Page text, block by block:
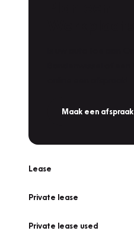
Maak een afspraak
Lease
Private lease
Private lease used